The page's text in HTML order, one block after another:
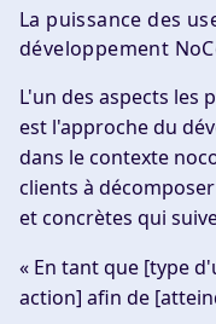
La puissance des
développement
L'un des aspects les
est l'approche du
dans le contexte
clients à
et concrètes qui
« En tant que [type
action] afin de